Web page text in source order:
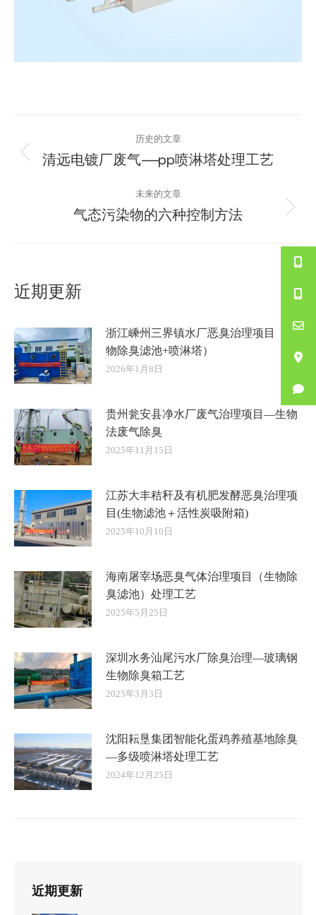
章
历史的文章
历
的
文
清远电镀厂废气——pp喷淋塔处理工艺
未来的文章
未
气态污染物的六种控制方法
近期更新
浙江嵊州三界镇水厂恶臭治理项目（生
物除臭滤池+喷淋塔）
2026年1月8日
贵州瓮安县净水厂废气治理项目—生物
法废气除臭
2025年11月15日
江苏大丰秸秆及有机肥发酵恶臭治理项
目(生物滤池＋活性炭吸附箱)
2025年10月10日
海南屠宰场恶臭气体治理项目（生物除
臭滤池）处理工艺
2025年5月25日
深圳水务汕尾污水厂除臭治理—玻璃钢
生物除臭箱工艺
2025年3月3日
沈阳耘垦集团智能化蛋鸡养殖基地除臭
—多级喷淋塔处理工艺
2024年12月25日
近期更新